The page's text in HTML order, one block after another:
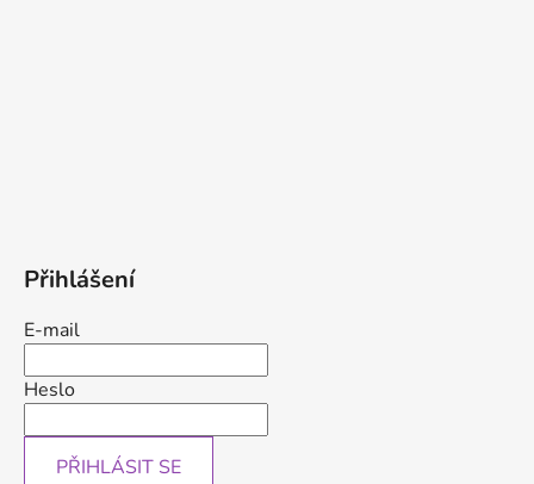
Přihlášení
E-mail
Heslo
PŘIHLÁSIT SE